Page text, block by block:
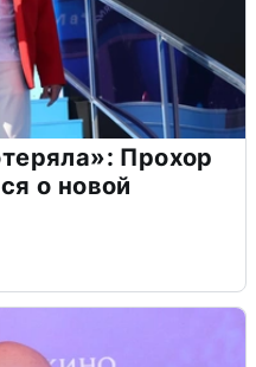
Прохор
о новой